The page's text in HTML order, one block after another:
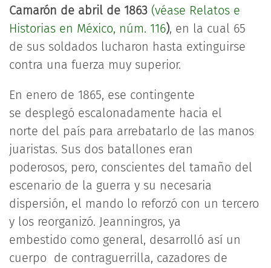
Camarón de abril de 1863 (véase Relatos e
Historias en México, núm. 116), en la cual 65
de sus soldados lucharon hasta extinguirse
contra una fuerza muy superior.
En enero de 1865, ese contingente
se desplegó escalonadamente hacia el
norte del país para arrebatarlo de las manos
juaristas. Sus dos batallones eran
poderosos, pero, conscientes del tamaño del
escenario de la guerra y su necesaria
dispersión, el mando lo reforzó con un tercero
y los reorganizó. Jeanningros, ya
embestido como general, desarrolló así un
cuerpo de contraguerrilla, cazadores de